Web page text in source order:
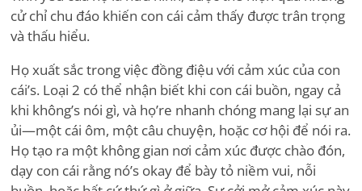
cử chỉ chu đáo khiến con cái cảm thấy được trân trọng
và thấu hiểu.
Họ xuất sắc trong việc đồng điệu với cảm xúc của con
cái’s. Loại 2 có thể nhận biết khi con cái buồn, ngay cả
khi không’s nói gì, và họ’re nhanh chóng mang lại sự an
ủi—một cái ôm, một câu chuyện, hoặc cơ hội để nói ra.
Họ tạo ra một không gian nơi cảm xúc được chào đón,
dạy con cái rằng nó’s okay để bày tỏ niềm vui, nỗi